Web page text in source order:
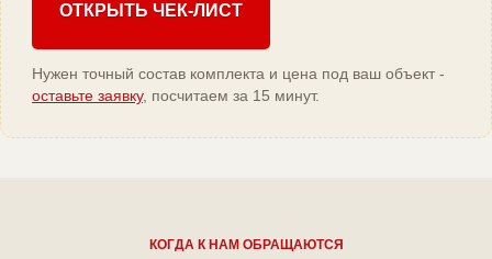
ОТКРЫТЬ ЧЕК-ЛИСТ
Нужен точный состав комплекта и цена под ваш объект -
оставьте заявку, посчитаем за 15 минут.
КОГДА К НАМ ОБРАЩАЮТСЯ